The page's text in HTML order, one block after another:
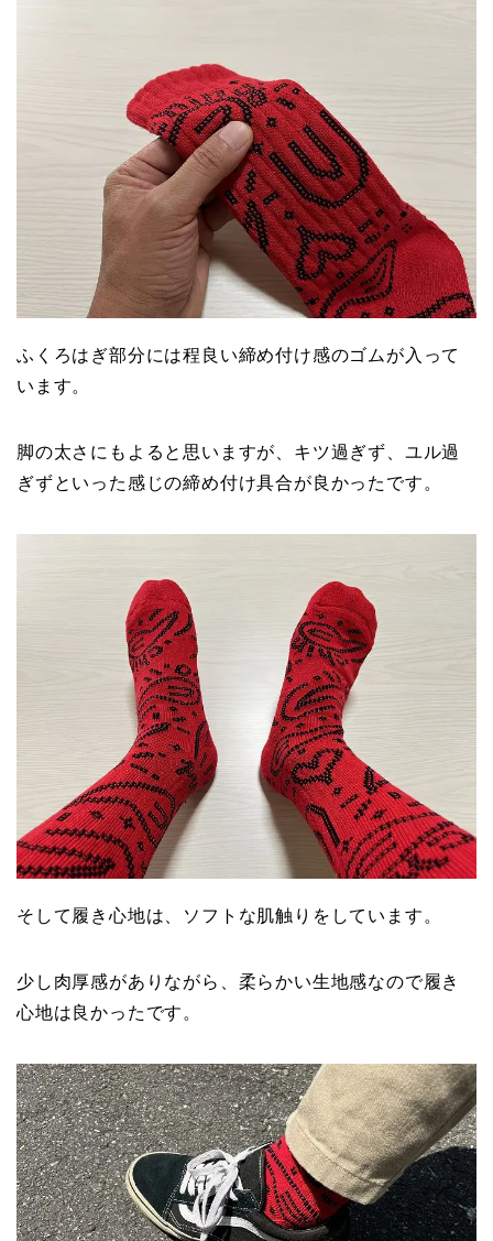
ふくろはぎ部分には程良い締め付け感のゴムが入って
います。
脚の太さにもよると思いますが、キツ過ぎず、ユル過
ぎずといった感じの締め付け具合が良かったです。
そして履き心地は、ソフトな肌触りをしています。
少し肉厚感がありながら、柔らかい生地感なので履き
心地は良かったです。